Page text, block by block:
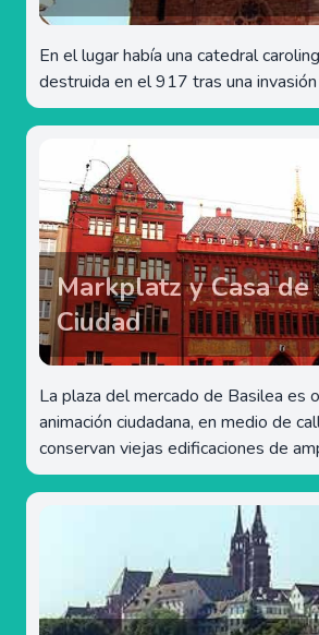
En el lugar había una catedral
destruida en el 917 tras una invasión
Markplatz y Casa de
Ciudad
La plaza del mercado de Basilea es
animación ciudadana, en medio de
conservan viejas edificaciones de